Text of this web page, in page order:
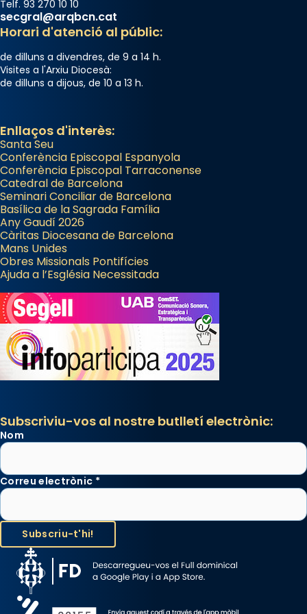
Telf. 93 270 10 10
secgral@arqbcn.cat
Horari d'atenció al públic:
de dilluns a divendres, de 9 a 14 h.
Visites a l'Arxiu Diocesà:
de dilluns a dijous, de 10 a 13 h.
Enllaços d'interès:
Santa Seu
Conferència Episcopal Espanyola
Conferència Episcopal Tarraconense
Catedral de Barcelona
Seminari Conciliar de Barcelona
Basílica de la Sagrada Família
Any Gaudí 2026
Càritas Diocesana de Barcelona
Mans Unides
Obres Missionals Pontifícies
Ajuda a l’Església Necessitada
Subscriviu-vos al nostre butlletí electrònic:
Nom
Correu electrònic *